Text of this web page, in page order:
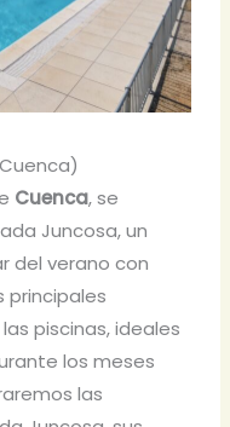
Cuenca, se
Juncosa, un
del verano con
principales
piscinas, ideales
los meses
las